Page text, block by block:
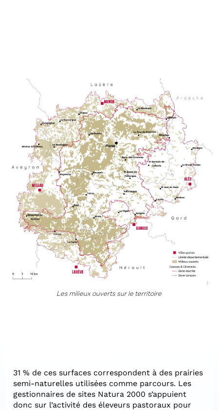
Les milieux ouverts sur le territoire
31 % de ces surfaces correspondent à des prairies
semi-naturelles utilisées comme parcours. Les
gestionnaires de sites Natura 2000 s’appuient
donc sur l’activité des éleveurs pastoraux pour